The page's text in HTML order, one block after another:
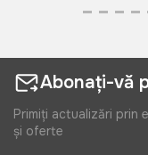
Abonați-vă
Primiți actualizări prin
și oferte